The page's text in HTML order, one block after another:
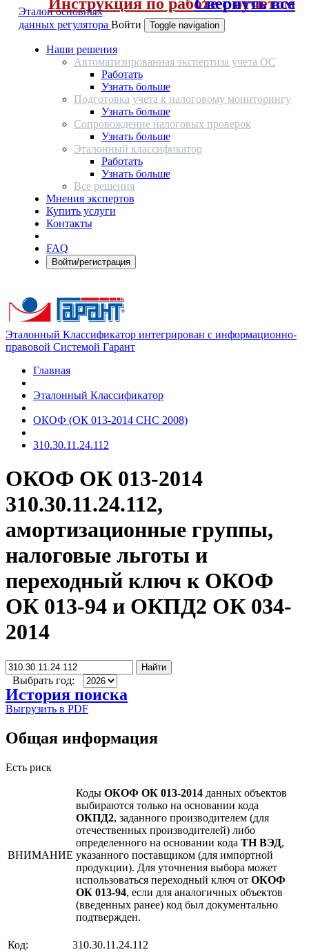
Эталон основных
данных регулятора Войти Toggle navigation
Наши решения
Автоматизированная экспертиза учета ОС
Работать
Узнать больше
Подготовка учета к налоговому мониторингу
Узнать больше
Сопровождение налоговых проверок
Узнать больше
Эталонный классификатор
Работать
Узнать больше
Все решения
Мнения экспертов
Купить услуги
Контакты
FAQ
Войти/регистрация
Эталонный Классификатор интегрирован с информационно-
правовой Системой Гарант
Главная
Эталонный Классификатор
ОКОФ (ОК 013-2014 СНС 2008)
310.30.11.24.112
ОКОФ ОК 013-2014
310.30.11.24.112,
амортизационные группы,
налоговые льготы и
переходный ключ к ОКОФ
ОК 013-94 и ОКПД2 ОК 034-
2014
Найти
Выбрать год:
История поиска
Выгрузить в PDF
Общая информация
Есть риск
ВНИМАНИЕ
Коды ОКОФ ОК 013-2014 данных объектов
выбираются только на основании кода
ОКПД2, заданного производителем (для
отечественных производителей) либо
определенного на основании кода ТН ВЭД,
указанного поставщиком (для импортной
продукции). Для уточнения выбора может
использоваться переходный ключ от ОКОФ
ОК 013-94, если для аналогичных объектов
(введенных ранее) код был документально
подтвержден.
Код:
310.30.11.24.112